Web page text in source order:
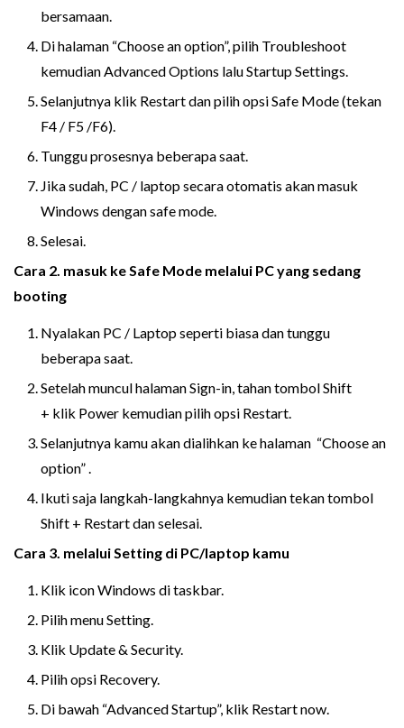
bersamaan.
Di halaman “Choose an option”, pilih Troubleshoot
kemudian Advanced Options lalu Startup Settings.
Selanjutnya klik Restart dan pilih opsi Safe Mode (tekan
F4 / F5 /F6).
Tunggu prosesnya beberapa saat.
Jika sudah, PC / laptop secara otomatis akan masuk
Windows dengan safe mode.
Selesai.
Cara 2. masuk ke Safe Mode melalui PC yang sedang
booting
Nyalakan PC / Laptop seperti biasa dan tunggu
beberapa saat.
Setelah muncul halaman Sign-in, tahan tombol Shift
+ klik Power kemudian pilih opsi Restart.
Selanjutnya kamu akan dialihkan ke halaman “Choose an
option” .
Ikuti saja langkah-langkahnya kemudian tekan tombol
Shift + Restart dan selesai.
Cara 3. melalui Setting di PC/laptop kamu
Klik icon Windows di taskbar.
Pilih menu Setting.
Klik Update & Security.
Pilih opsi Recovery.
Di bawah “Advanced Startup”, klik Restart now.